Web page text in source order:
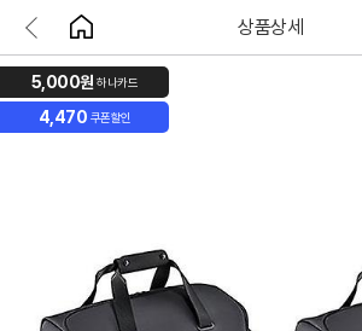
상품상세
5,000원 하나카드
4,470 쿠폰할인